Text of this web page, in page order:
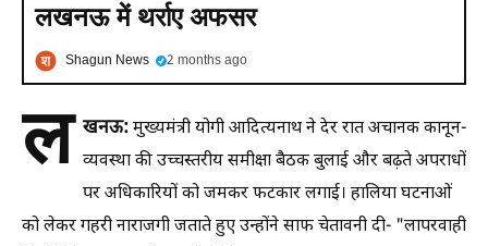
लखनऊ में थर्राए अफसर
Shagun News 2 months ago
ल खनऊ:मुख्यमंत्री योगी आदित्यनाथ ने देर रात अचानक कानून-
व्यवस्था की उच्चस्तरीय समीक्षा बैठक बुलाई और बढ़ते अपराधों
पर अधिकारियों को जमकर फटकार लगाई। हालिया घटनाओं
को लेकर गहरी नाराजगी जताते हुए उन्होंने साफ चेतावनी दी- "लापरवाही